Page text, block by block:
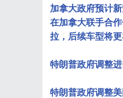
加拿大政府预计
在加拿大联手合
拉，后续车型将
特朗普政府调整
特朗普政府调整